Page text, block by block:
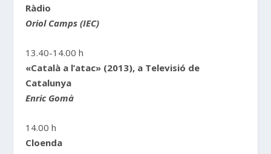
Ràdio
Oriol Camps (IEC)
13.40-14.00 h
«Català a l’atac» (2013), a Televisió de
Catalunya
Enric Gomà
14.00 h
Cloenda